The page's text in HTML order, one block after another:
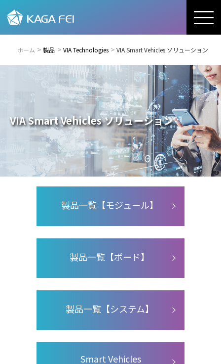
ホーム 製品 VIA Technologies VIA Smart Vehicles ソリューション
VIA Smart Vehicles ソリューション
製品一覧【モジュール】
製品一覧【ボード】
製品一覧【システム】
Smart Vehicles